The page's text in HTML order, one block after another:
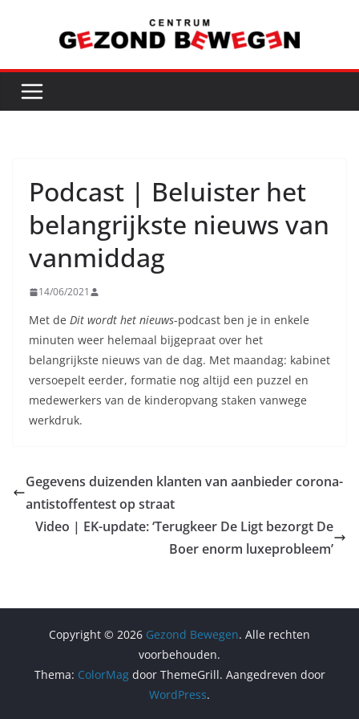
inhoud
Podcast | Beluister het
belangrijkste nieuws van
vanmiddag
14/06/2021
Met de Dit wordt het nieuws-podcast ben je in enkele
minuten weer helemaal bijgepraat over het
belangrijkste nieuws van de dag. Met maandag: kabinet
versoepelt eerder, formatie nog altijd een puzzel en
medewerkers van de kinderopvang staken vanwege
werkdruk.
Gegevens duizenden klanten van aanbieder corona-
antistoffentest op straat
Video | EK-update: ‘Terugkeer De Ligt bezorgt De
Boer enorm luxeprobleem’
Copyright © 2026 Gezond Bewegen. Alle rechten
voorbehouden.
Thema: ColorMagdoor ThemeGrill. Aangedreven door
WordPress.